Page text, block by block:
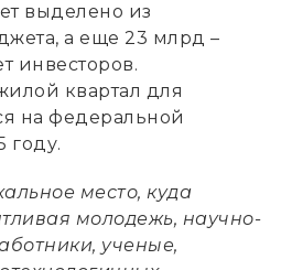
выделено из
а еще 23 млрд –
инвесторов.
квартал для
на федеральной
году.
место, куда
молодежь, научно-
ученые,